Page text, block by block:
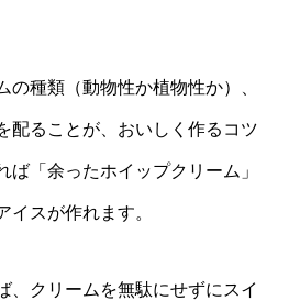
の種類（動物性か植物性か）、
配ることが、おいしく作るコツ
ば「余ったホイップクリーム」
イスが作れます。
、クリームを無駄にせずにスイ